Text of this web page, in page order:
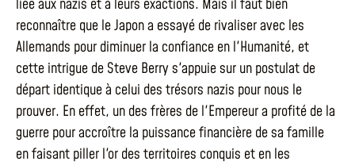
liée aux nazis et à leurs exactions. Mais il faut bien
reconnaître que le Japon a essayé de rivaliser avec les
Allemands pour diminuer la confiance en l'Humanité, et
cette intrigue de Steve Berry s'appuie sur un postulat de
départ identique à celui des trésors nazis pour nous le
prouver. En effet, un des frères de l'Empereur a profité de la
guerre pour accroître la puissance financière de sa famille
en faisant piller l'or des territoires conquis et en les